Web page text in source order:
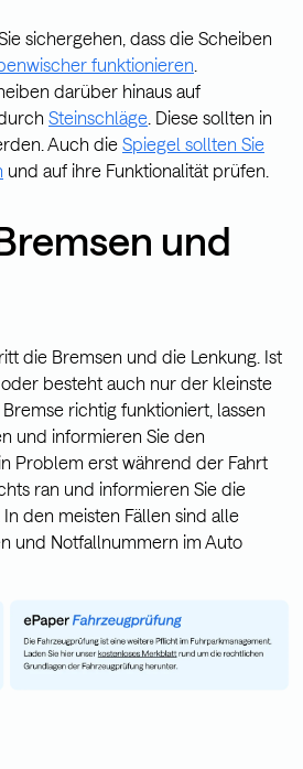
sichergehen, dass die Scheiben
funktionieren
darüber hinaus auf
Steinschläge . Diese sollten in
Auch die Spiegel sollten Sie
und auf ihre Funktionalität prüfen.
und
die Bremsen und die Lenkung. Ist
besteht auch nur der kleinste
richtig funktioniert, lassen
und informieren Sie den
Problem erst während der Fahrt
ran und informieren Sie die
den meisten Fällen sind alle
und Notfallnummern im Auto